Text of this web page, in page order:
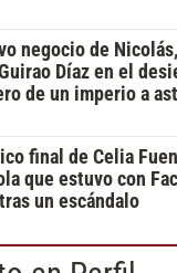
negocio de
Díaz en el
de un imperio a
final de Celia
que estuvo con
un escándalo